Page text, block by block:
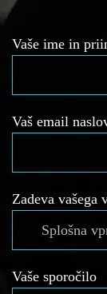
Vaše ime in
Vaš email
Zadeva vašega
Vaše sporočilo